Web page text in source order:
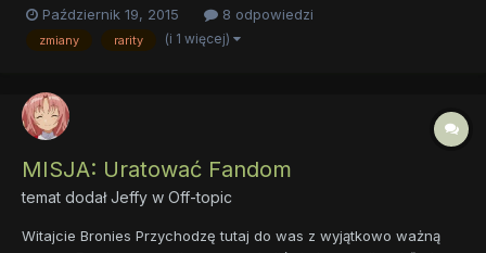
zostanie przeniesiona do archiwum działowego, zastąpi ją
nowsza i lepsza. 2. Zabawy i dyskusje zostaną tymczasowo
Październik 19, 2015 8 odpowiedzi
zmiany rarity (i 1 więcej)
MISJA: Uratować Fandom
temat dodałJeffy w Off-topic
Witajcie Bronies Przychodzę tutaj do was z wyjątkowo ważną